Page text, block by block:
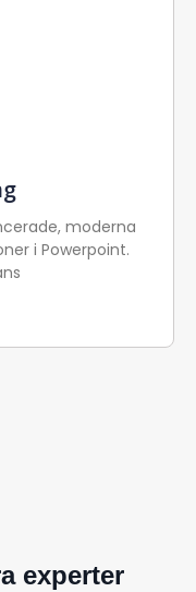
moderna
i Powerpoint.
experter